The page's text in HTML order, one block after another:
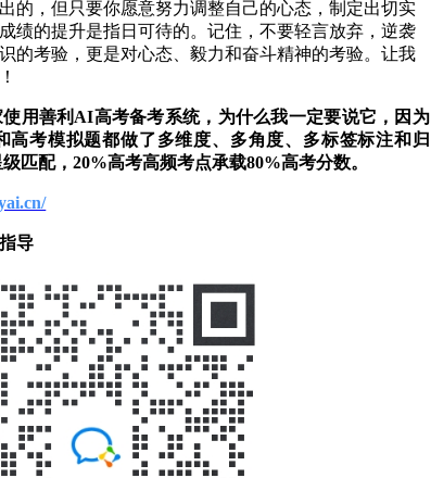
的，但只要你愿意努力调整自己的心态，制定出切实
绩的提升是指日可待的。记住，不要轻言放弃，逆袭
的考验，更是对心态、毅力和奋斗精神的考验。让我
用善利AI高考备考系统，为什么我一定要说它，因为
高考模拟题都做了多维度、多角度、多标签标注和归
匹配，20%高考高频考点承载80%高考分数。
导